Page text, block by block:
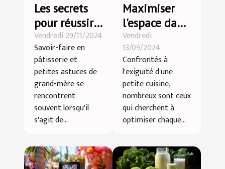
Les secrets
pour réussir
vos desserts
lors de
grandes
occasions
Vendredi 29/11/2024
Savoir-faire en
pâtisserie et
petites astuces de
grand-mère se
rencontrent
souvent lorsqu'il
s'agit de...
Maximiser
l'espace dans
une petite
cuisine :
astuces et
conseils
Vendredi
13/09/2024
Confrontés à
l'exiguïté d'une
petite cuisine,
nombreux sont ceux
qui cherchent à
optimiser chaque...